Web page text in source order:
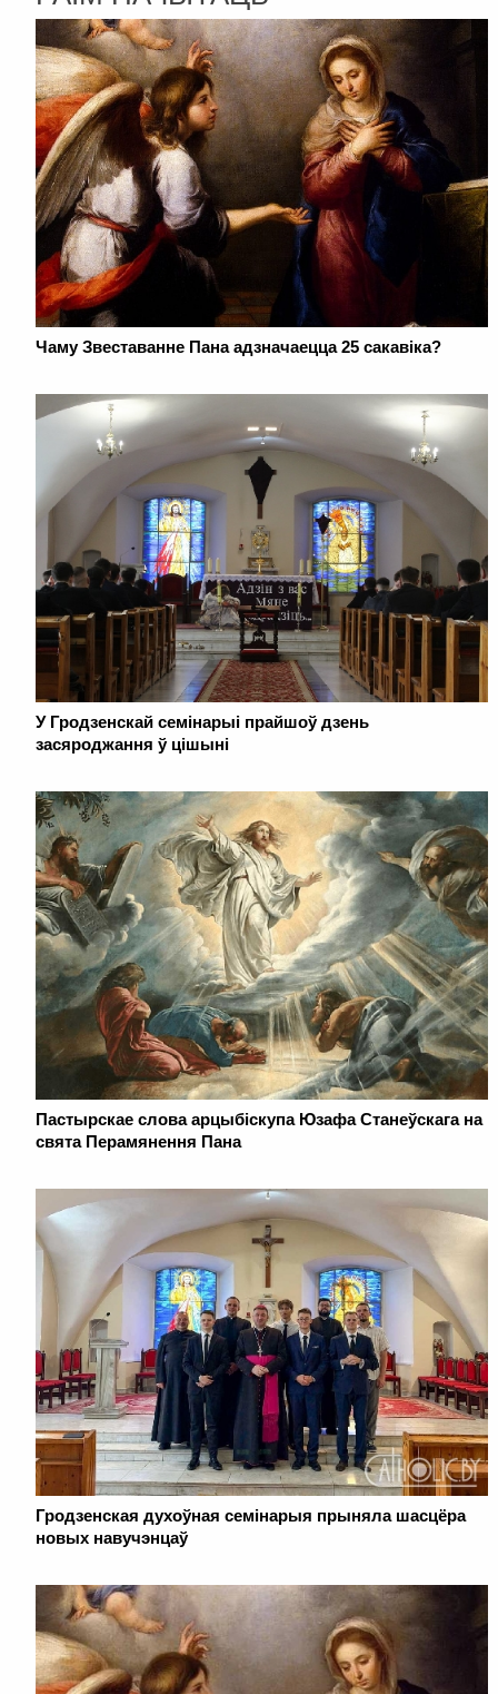
Чаму Звеставанне Пана адзначаецца 25 сакавіка?
У Гродзенскай семінарыі прайшоў дзень
засяроджання ў цішыні
Пастырскае слова арцыбіскупа Юзафа Станеўскага на
свята Перамянення Пана
Гродзенская духоўная семінарыя прыняла шасцёра
новых навучэнцаў